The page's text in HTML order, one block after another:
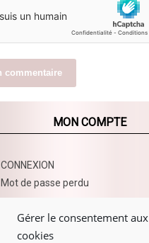
Gérer le consentement aux
cookies
MON COMPTE
CONNEXION
Mot de passe perdu
AZUR BEAUTY ESHOP